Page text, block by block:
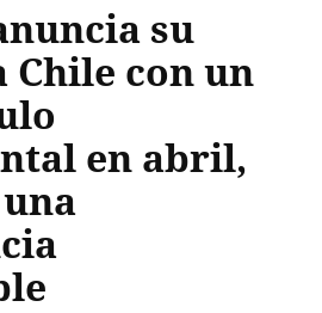
su
Chile con un
en abril,